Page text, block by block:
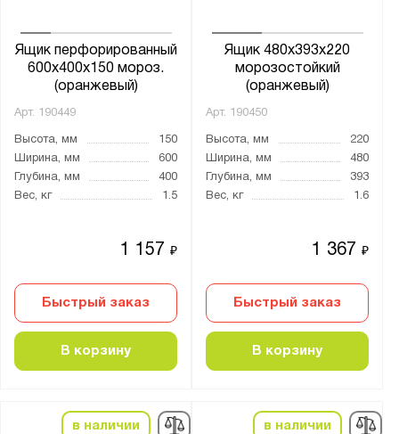
Ящик перфорированный
600x400x150 мороз.
(оранжевый)
Арт. 190449
Высота, мм
150
Ширина, мм
600
Глубина, мм
400
Вес, кг
1.5
1 157₽
Быстрый заказ
В корзину
Ящик 480x393x220
морозостойкий
(оранжевый)
Арт. 190450
Высота, мм
220
Ширина, мм
480
Глубина, мм
393
Вес, кг
1.6
1 367₽
Быстрый заказ
В корзину
в наличии в наличии